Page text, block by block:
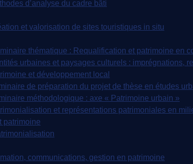
d’analyse du cadre bâti
et valorisation de sites touristiques in situ
thématique : Requalification et patrimoine en
urbaines et paysages culturels : imprégnations,
et développement local
de préparation du projet de thèse en études
méthodologique : axe « Patrimoine urbain »
et représentations patrimoniales en
patrimoine
communications, gestion en patrimoine